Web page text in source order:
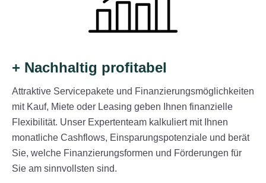
+ Nachhaltig profitabel
Attraktive Servicepakete und Finanzierungsmöglichkeiten
mit Kauf, Miete oder Leasing geben Ihnen finanzielle
Flexibilität. Unser Expertenteam kalkuliert mit Ihnen
monatliche Cashflows, Einsparungspotenziale und berät
Sie, welche Finanzierungsformen und Förderungen für
Sie am sinnvollsten sind.